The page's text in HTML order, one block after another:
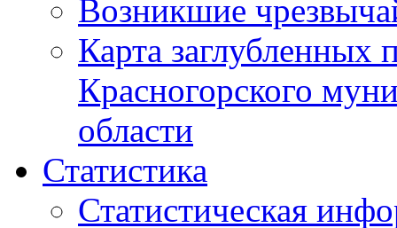
Возникшие
Карта
Красногорского
области
Статистика
Статистическая